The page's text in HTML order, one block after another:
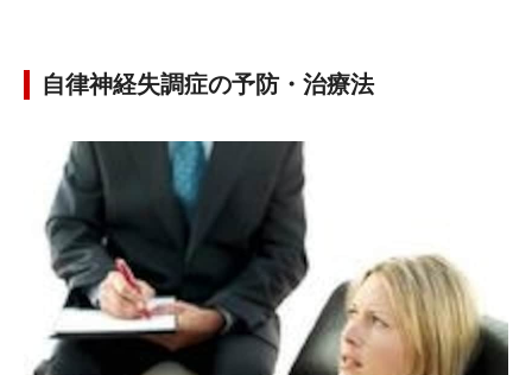
自律神経失調症の予防・治療法